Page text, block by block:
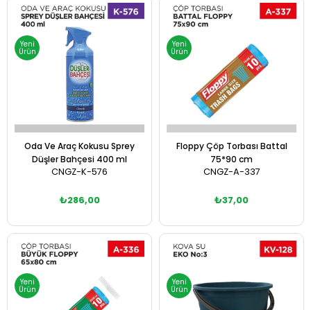
Sepete Ekle Sepete Ekle
Oda Ve Araç Kokusu Sprey
Düşler Bahçesi 400 ml
CNGZ-K-576
₺286,00
Sepete Ekle
Yeni
Ürün
Floppy Çöp Torbası Battal
75*90 cm
CNGZ-A-337
₺37,00
Sepete Ekle
Yeni
Ürün
Yeni
Ürün
Yeni
Ürün